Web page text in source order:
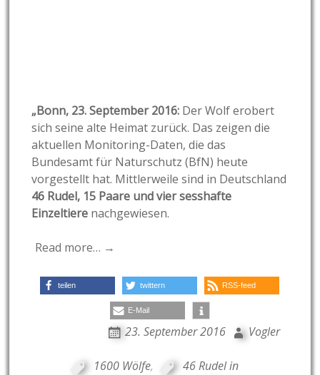
„Bonn, 23. September 2016: Der Wolf erobert
sich seine alte Heimat zurück. Das zeigen die
aktuellen Monitoring-Daten, die das
Bundesamt für Naturschutz (BfN) heute
vorgestellt hat. Mittlerweile sind in Deutschland
46 Rudel, 15 Paare und vier sesshafte
Einzeltiere nachgewiesen.
Read more… →
teilen twittern RSS-feed
E-Mail
23. September 2016 Vogler
1600 Wölfe,
46 Rudel in